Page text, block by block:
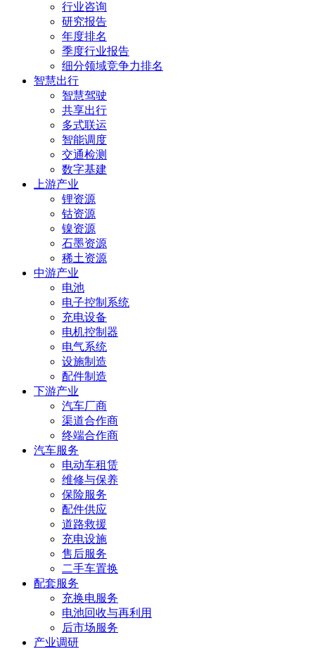
行业咨询
研究报告
年度排名
季度行业报告
细分领域竞争力排名
智慧出行
智慧驾驶
共享出行
多式联运
智能调度
交通检测
数字基建
上游产业
锂资源
钴资源
镍资源
石墨资源
稀土资源
中游产业
电池
电子控制系统
充电设备
电机控制器
电气系统
设施制造
配件制造
下游产业
汽车厂商
渠道合作商
终端合作商
汽车服务
电动车租赁
维修与保养
保险服务
配件供应
道路救援
充电设施
售后服务
二手车置换
配套服务
充换电服务
电池回收与再利用
后市场服务
产业调研